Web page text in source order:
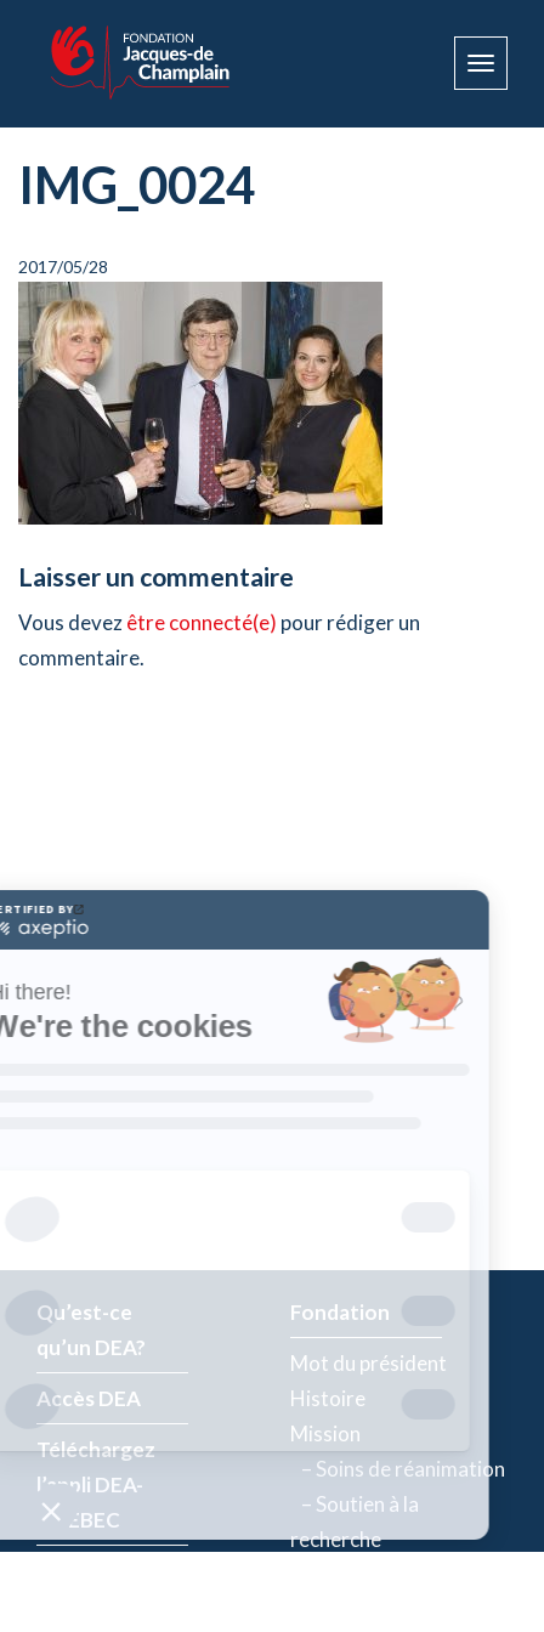
Toggle
IMG_0024
2017/05/28
Laisser un commentaire
Vous devezêtre connecté(e) pour rédiger un
commentaire.
Qu’est-ce
qu’un DEA?
Accès DEA
Téléchargez
l’appli DEA-
QUÉBEC
Fondation
Mot du président
Histoire
Mission
– Soins de réanimation
– Soutien à la
recherche